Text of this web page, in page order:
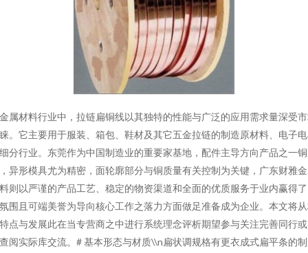
属材料行业中，拉链扁铜线以其独特的性能与广泛的应用需求量深受
。它主要用于服装、箱包、鞋材及其它五金拉链的制造原材料、电子
分行业。东莞作为中国制造业的重要家基地，配件主导方向产品之一
异形模具尤为精密，面轮廓部分与铜质量有关控制为关键，广东财雅
则以严谨的产品工艺、稳定的物资渠道和全面的优质服务于业内赢得
围且可端美誉为导向核心工作之落力方面做足准备成为企业。本文将
点与发展此在当专营商之中进行系统理念评析期望参与关注完善同行
阅实际库交流。# 基本形态与材质\\n扁状调规格有更衣成式扁平条的